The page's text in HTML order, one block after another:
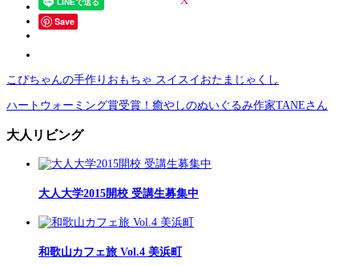
Save
こぴちゃんの手作りおもちゃ スイスイおたまじゃくし
ハートウォーミング賞受賞！癒やしのぬいぐるみ作家TANEさん
大人リビング
大人大学2015開校 受講生募集中
和歌山カフェ旅 Vol.4 美浜町